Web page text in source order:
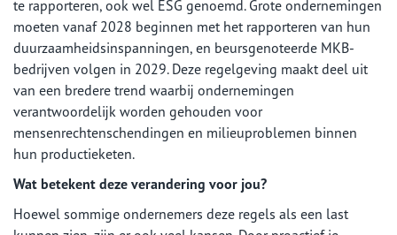
te rapporteren, ook wel ESG genoemd. Grote ondernemingen
moeten vanaf 2028 beginnen met het rapporteren van hun
duurzaamheidsinspanningen, en beursgenoteerde MKB-
bedrijven volgen in 2029. Deze regelgeving maakt deel uit
van een bredere trend waarbij ondernemingen
verantwoordelijk worden gehouden voor
mensenrechtenschendingen en milieuproblemen binnen
hun productieketen.
Wat betekent deze verandering voor jou?
Hoewel sommige ondernemers deze regels als een last